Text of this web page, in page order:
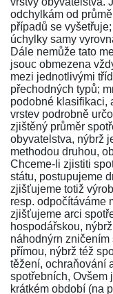
odchylkám od
případů se
úchylky samy
Dále nemůže tato
jsouc obmezena
mezi jednotlivými
přechodných typů;
podobné klasifikaci,
vrstev podrobně
zjištěný průměr
obyvatelstva, nýbrž
methodou druhou,
Chceme-li zjistiti
státu, postupujeme
zjišťujeme totiž
resp. odpočítáváme
zjišťujeme arci
hospodářskou,
náhodnýrn
přímou, nýbrž též
těžení, ochraňování
spotřebních, Ovšem
krátkém období (na